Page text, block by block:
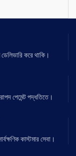
করে থাকি।
পেমেন্ট পদ্ধতিতে।
কাস্টমার সেবা।